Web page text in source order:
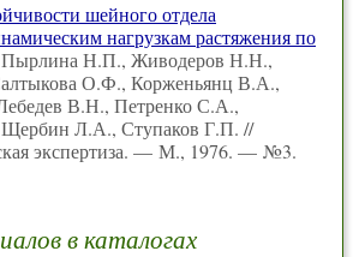
шейного отдела
нагрузкам растяжения по
Н.П., Живодеров Н.Н.,
О.Ф., Корженьянц В.А.,
В.Н., Петренко С.А.,
Щербин Л.А., Ступаков Г.П. //
экспертиза. — М., 1976. — №3.
в каталогах